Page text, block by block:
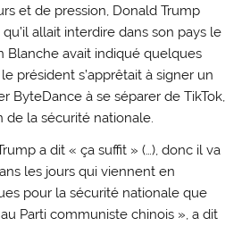
et de pression, Donald Trump
allait interdire dans son pays le
Blanche avait indiqué quelques
président s’apprêtait à signer un
ByteDance à se séparer de TikTok,
la sécurité nationale.
a dit « ça suffit » (…), donc il va
les jours qui viennent en
pour la sécurité nationale que
Parti communiste chinois », a dit